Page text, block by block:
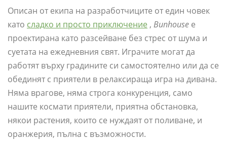
Описан от екипа на разработчиците от един човек
като сладко и просто приключение , Bunhouse е
проектирана като разсейване без стрес от шума и
суетата на ежедневния свят. Играчите могат да
работят върху градините си самостоятелно или да се
обединят с приятели в релаксираща игра на дивана.
Няма врагове, няма строга конкуренция, само
нашите космати приятели, приятна обстановка,
някои растения, които се нуждаят от поливане, и
оранжерия, пълна с възможности.